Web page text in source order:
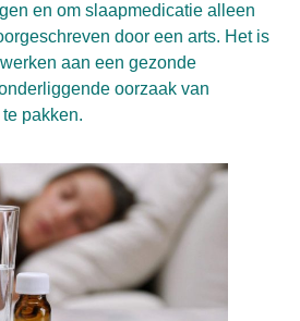
en om slaapmedicatie alleen
door een arts. Het is
aan een gezonde
oorzaak van
pakken.